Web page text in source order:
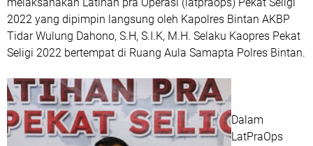
2022 yang dipimpin langsung oleh Kapolres Bintan AKBP
Tidar Wulung Dahono, S.H, S.I.K, M.H. Selaku Kaopres Pekat
Seligi 2022 bertempat di Ruang Aula Samapta Polres Bintan.
Dalam
LatPraOps